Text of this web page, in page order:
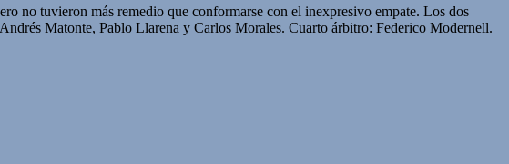
no tuvieron más remedio que conformarse con el inexpresivo empate. Los dos
Matonte, Pablo Llarena y Carlos Morales. Cuarto árbitro: Federico Modernell.